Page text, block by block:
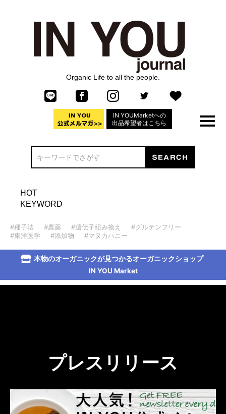
Organic Life to all the people.
IN YOUMarketへの
出品希望者はこちら
HOT
KEYWORD
#種子法 #農薬 #遺伝子組み換え
#グルテンフリー
#東洋医学
#添加物 #マヌカハニー
本物のオーガニックが見つかるオーガニックショップ
IN YOU Market
プレスリリース